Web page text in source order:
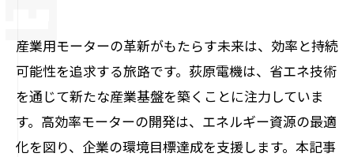
産業用モーターの革新がもたらす未来は、効率と持続
可能性を追求する旅路です。荻原電機は、省エネ技術
を通じて新たな産業基盤を築くことに注力していま
す。高効率モーターの開発は、エネルギー資源の最適
化を図り、企業の環境目標達成を支援します。本記事